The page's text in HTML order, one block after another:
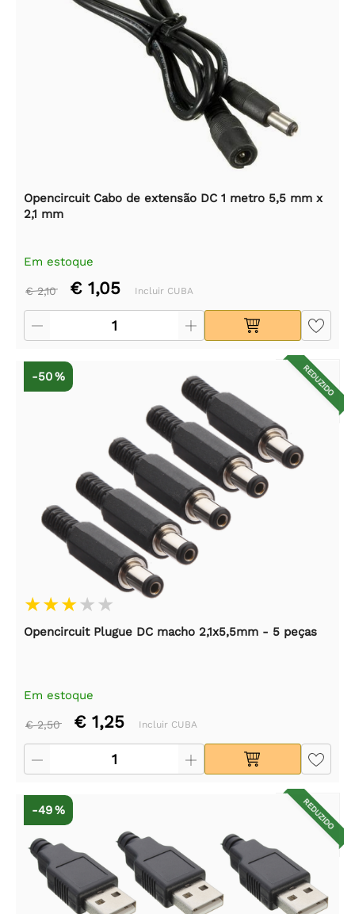
Opencircuit Cabo de extensão DC 1 metro 5,5 mm x
2,1 mm
Em estoque
€ 2,10 € 1,05 Incluir CUBA
REDUZIDO
-50 %
Opencircuit Plugue DC macho 2,1x5,5mm - 5 peças
Em estoque
€ 2,50 € 1,25 Incluir CUBA
REDUZIDO
-49 %